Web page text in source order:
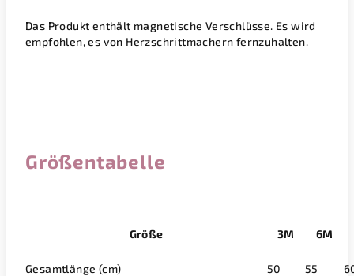
Das Produkt enthält magnetische Verschlüsse. Es wird
empfohlen, es von Herzschrittmachern fernzuhalten.
Größentabelle
Größe 3M 6M
Gesamtlänge (cm) 50 55